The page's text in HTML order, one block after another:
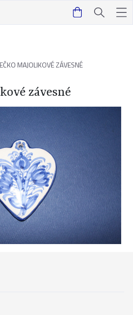
MAJOLIKOVÉ ZÁVESNÉ
závesné